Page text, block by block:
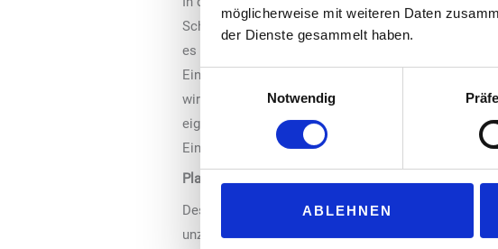
möglicherweise mit weiteren Daten
der Dienste gesammelt haben.
Einwilligungsauswahl
Notwendig
ABLEHNEN
Schnellladesäulen zu verpflichten: „Es ist natürlich
es ist entscheidend, diese Bemühungen in die
Eine Verpflichtung der Tankstellen zur Installation
wirtschaftlich nicht umsetzbar. Solche
eigeninitiativ dort bereits aus, wo es sinnvoll und
Einkaufszentren.“
Platzmangel an Tankstellen
Des Weiteren betont Ziegler, dass viele Tankstellen
unzureichender Wirtschaftlichkeit, nicht in der Lage